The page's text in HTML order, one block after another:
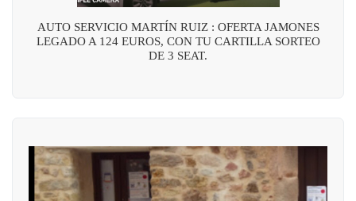
AUTO SERVICIO MARTÍN RUIZ : OFERTA JAMONES
LEGADO A 124 EUROS, CON TU CARTILLA SORTEO
DE 3 SEAT.